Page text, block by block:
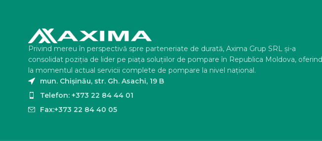
Privind mereu în perspectivă spre parteneriate de durată, Axima Grup SRL şi-a
consolidat poziţia de lider pe piaţa soluţiilor de pompare în Republica Moldova, oferind
la momentul actual servicii complete de pompare la nivel naţional.
mun. Chișinău, str. Gh. Asachi, 19 B
Telefon: +373 22 84 44 01
Fax:+373 22 84 40 05